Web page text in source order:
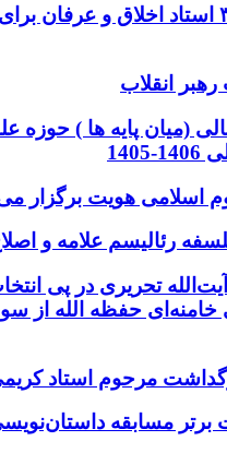
بیانیه مهم ۳ استاد اخلاق و عرفان
انقلاب
(میان پایه ها ) حوزه
اسلامی هویت برگزار
رئالیسم علامه و
آیت‌الله تحریری در پی
خامنه‌ای حفظه الله از
مرحوم استاد
برتر مسابقه